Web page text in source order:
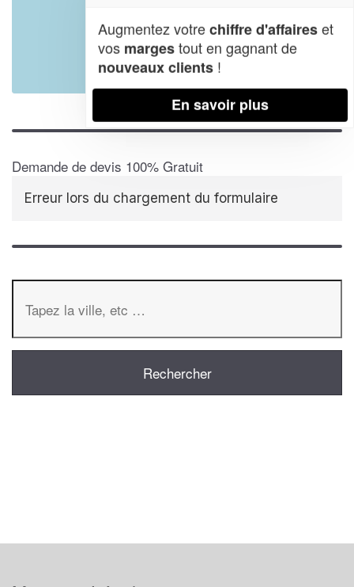
Leaflet| Map data ©OpenStreetMap contributors,CC-BY-SA
Demande de devis 100% Gratuit
Erreur lors du chargement du formulaire
Augmentez votrechiffre d'affaireset
vos margestout en gagnant de
nouveaux clients !
En savoir plus